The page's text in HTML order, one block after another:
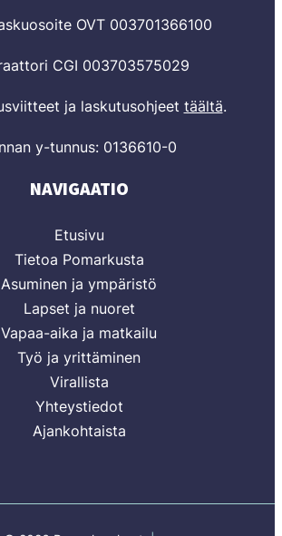
OVT 003701366100
CGI 003703575029
ja laskutusohjeet täältä.
y-tunnus: 0136610-0
NAVIGAATIO
Etusivu
Tietoa Pomarkusta
Asuminen ja ympäristö
Lapset ja nuoret
Vapaa-aika ja matkailu
Työ ja yrittäminen
Virallista
Yhteystiedot
Ajankohtaista